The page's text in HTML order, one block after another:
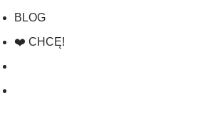
BLOG
❤️ CHCĘ!